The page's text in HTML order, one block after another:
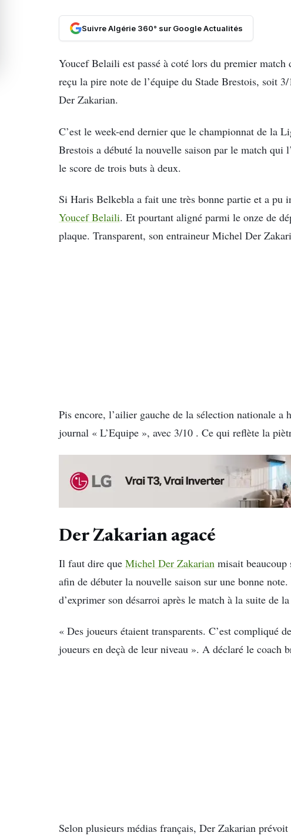
Suivre Algérie 360° sur Google Actualités
Youcef Belaili est passé à coté lors du premier
reçu la pire note de l’équipe du Stade Brestois, soit
Der Zakarian.
C’est le week-end dernier que le championnat de la
Brestois a débuté la nouvelle saison par le match qui
le score de trois buts à deux.
Si Haris Belkebla a fait une très bonne partie et a pu
Youcef Belaili. Et pourtant aligné parmi le onze de
plaque. Transparent, son entraineur Michel Der
Pis encore, l’ailier gauche de la sélection nationale
journal « L’Equipe », avec 3/10 . Ce qui reflète la
Der Zakarian agacé
Il faut dire que Michel Der Zakarian misait beaucoup
afin de débuter la nouvelle saison sur une bonne
d’exprimer son désarroi après le match à la suite de
« Des joueurs étaient transparents. C’est compliqué
joueurs en deçà de leur niveau ». A déclaré le coach
Selon plusieurs médias français, Der Zakarian